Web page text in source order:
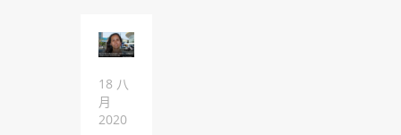
18 八
月
2020